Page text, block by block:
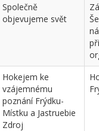
Společně
objevujeme svět
Hokejem ke
vzájemnému
poznání Frýdku-
Místku a Jastruebie
Zdroj